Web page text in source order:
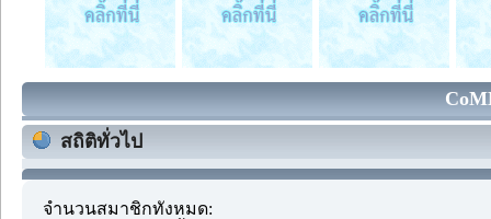
สถิติทั่วไป
จำนวนสมาชิกทั้งหมด: